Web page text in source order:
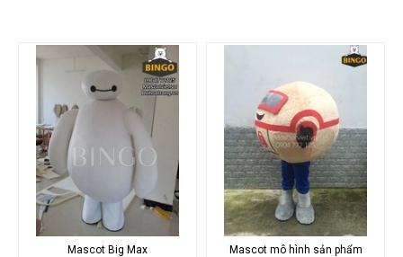
Mascot Big Max Mascot mô hình sản phẩm